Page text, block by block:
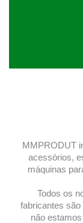
MMPRODUT
acessórios,
máquinas
Todos os
fabricantes
não